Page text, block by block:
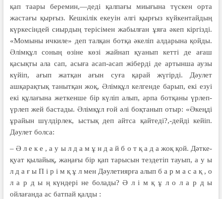
қап таары беремин,—деді қалпағы миығына түскен орта
жастағы қырғыз. Кешкілік екеуін әлгі қырғыз күйкентайдың
күркесіндей сиырдың терісімен жабылған ұяға әкеп кіргізді.
«Момыны ичкиле» деп талқан ботқа әкеліп алдарына қойды.
Әлімқұл соның өзіне көзі жайнап қуанып кетті де ағаш
қасықты ала сап, асыға асап-асап жіберді де артынша аузы
күйіп, ағып жатқан ағын суға қарай жүгірді. Дәулет
ашқарақтық танытқан жоқ, Әлімқұл келгенде барып, екі езуі
екі құлағына жеткенше бір күліп алып, арпа ботқаны үрлеп-
үрлеп жей бастады. Әлімқұл ғой әлі боқтанып отыр: «Әкеңді
ұрайын шүлдірлек, ыстық деп айтса қайтеді?,-дейді кейіп.
Дәулет болса:
– Ә л е к е , а у ы л д а м ұ н д а й б о т қ а д а жоқ қой. Дәтке-
қуат қылайық, жаңағы бір қап тарысын тездетіп тауып, а у ы
л д а ғ ы П і р і м қ ұ л мен Дәулетиярға алып б а р м а с а қ , о
л а р д ы ң күндері не болады? Ә л і м қ ұ л о л а р д ы
ойлағанда ас батпай қалды :